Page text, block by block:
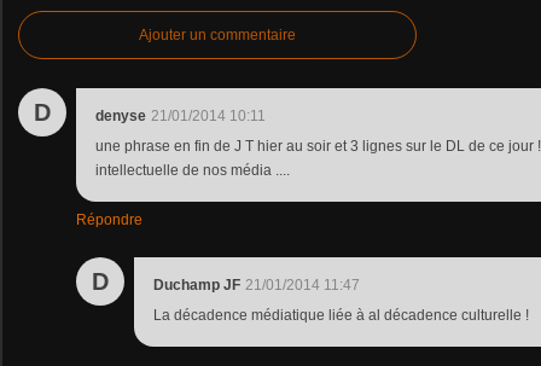
Ajouter un commentaire
D denyse 21/01/2014 10:11
une phrase en fin de J T hier au soir et 3 lignes sur le DL de ce jour
intellectuelle de nos média ....
Répondre
D Duchamp JF 21/01/2014 11:47
La décadence médiatique liée à al décadence culturelle !